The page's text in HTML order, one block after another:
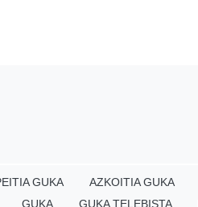
GUKA AZKOITIA GUKA
GUKA GUKA TELEBISTA